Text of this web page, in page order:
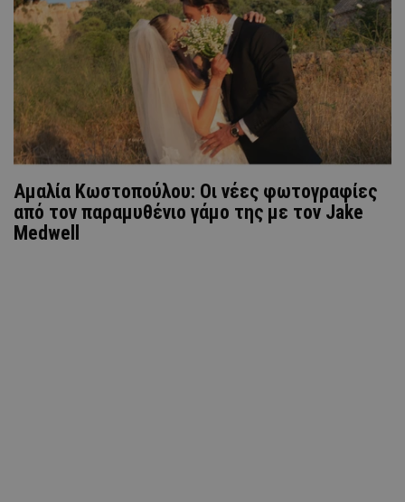
Αμαλία Κωστοπούλου: Οι νέες φωτογραφίες
από τον παραμυθένιο γάμο της με τον Jake
Medwell